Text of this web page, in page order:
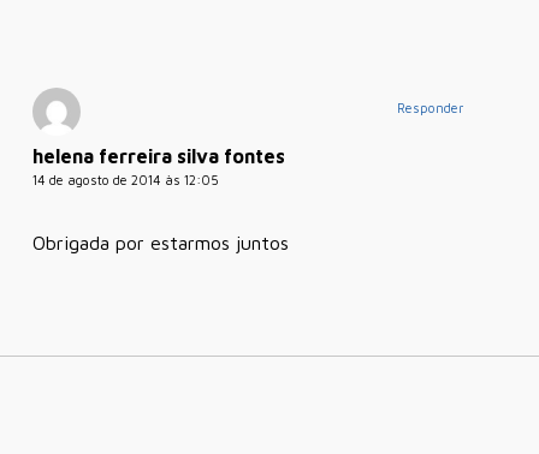
helena ferreira silva fontes
14 de agosto de 2014 às 12:05
Obrigada por estarmos juntos
Responder